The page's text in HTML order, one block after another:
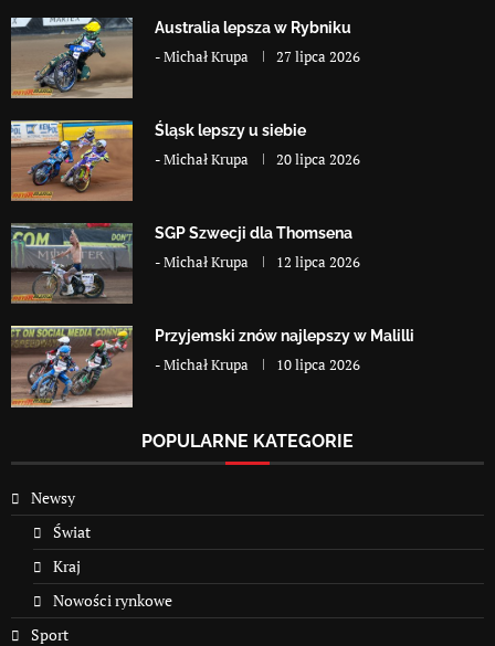
Australia lepsza w Rybniku
-Michał Krupa 27 lipca 2026
Śląsk lepszy u siebie
-Michał Krupa 20 lipca 2026
SGP Szwecji dla Thomsena
-Michał Krupa 12 lipca 2026
Przyjemski znów najlepszy w Malilli
-Michał Krupa 10 lipca 2026
POPULARNE KATEGORIE
Newsy
Świat
Kraj
Nowości rynkowe
Sport